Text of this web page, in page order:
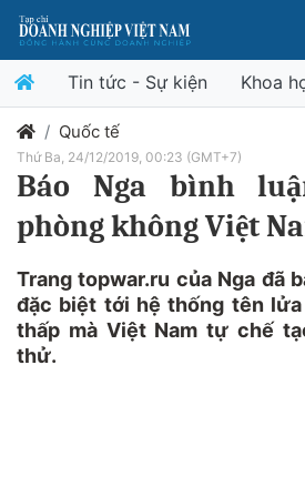
Tin tức - Sự kiện Khoa
Quốc tế
Thứ Ba, 24/12/2019, 00:23 (GMT+7)
Báo Nga bình
phòng không Việt
Trang topwar.ru của Nga đã
đặc biệt tới hệ thống tên
thấp mà Việt Nam tự chế
thử.